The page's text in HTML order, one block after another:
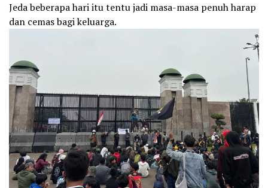
Jeda beberapa hari itu tentu jadi masa-masa penuh harap
dan cemas bagi keluarga.